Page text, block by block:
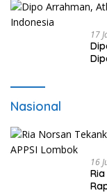
17
Nasional
16